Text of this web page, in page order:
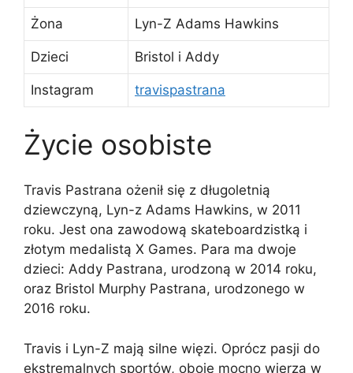
Żona Lyn-Z Adams Hawkins
Dzieci Bristol i Addy
Instagram travispastrana
Życie osobiste
Travis Pastrana ożenił się z długoletnią
dziewczyną, Lyn-z Adams Hawkins, w 2011
roku. Jest ona zawodową skateboardzistką i
złotym medalistą X Games. Para ma dwoje
dzieci: Addy Pastrana, urodzoną w 2014 roku,
oraz Bristol Murphy Pastrana, urodzonego w
2016 roku.
Travis i Lyn-Z mają silne więzi. Oprócz pasji do
ekstremalnych sportów, oboje mocno wierzą w